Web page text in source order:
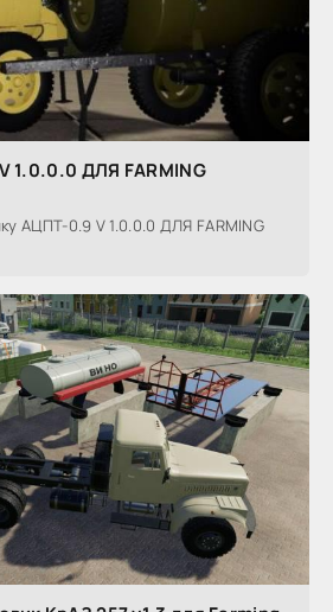
1.0.0.0 ДЛЯ FARMING
АЦПТ-0.9 V 1.0.0.0 ДЛЯ FARMING